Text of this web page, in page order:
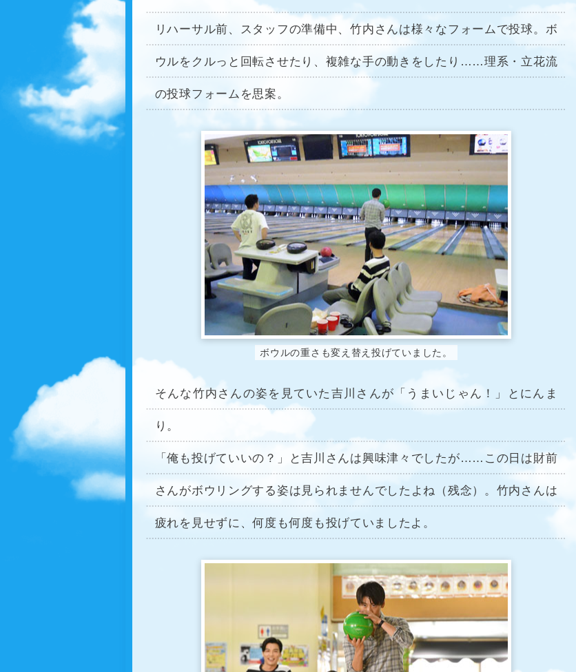
リハーサル前、スタッフの準備中、竹内さんは様々なフォームで投球。ボ
ウルをクルっと回転させたり、複雑な手の動きをしたり……理系・立花流
の投球フォームを思案。
ボウルの重さも変え替え投げていました。
そんな竹内さんの姿を見ていた吉川さんが「うまいじゃん！」とにんま
り。
「俺も投げていいの？」と吉川さんは興味津々でしたが……この日は財前
さんがボウリングする姿は見られませんでしたよね（残念）。竹内さんは
疲れを見せずに、何度も何度も投げていましたよ。